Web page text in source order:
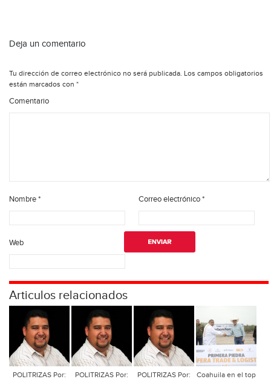
Deja un comentario
Tu dirección de correo electrónico no será publicada. Los campos obligatorios
están marcados con *
Comentario
Nombre* Correo electrónico*
Web
Articulos relacionados
POLITRIZAS Por: POLITRIZAS Por: POLITRIZAS Por: Coahuila en el top